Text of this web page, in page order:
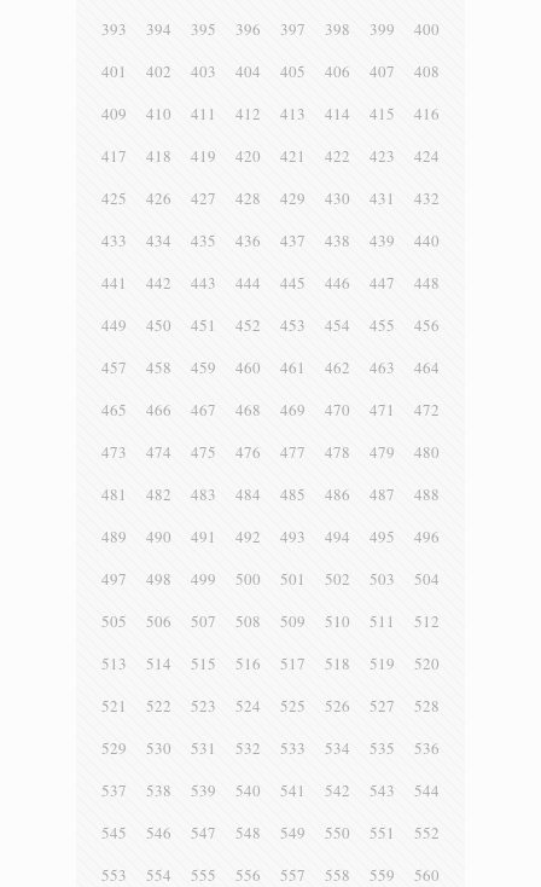
393 394 395 396 397 398 399
400
401
402 403 404 405 406 407
408
409
410 411 412 413 414 415
416
417
418 419 420 421 422 423
424
425
426 427 428 429 430 431
432
433
434 435 436 437 438 439
440
441
442 443 444 445 446 447
448
449
450 451 452 453 454 455
456
457
458 459 460 461 462 463
464
465
466 467 468 469 470 471
472
473
474 475 476 477 478 479
480
481
482 483 484 485 486 487
488
489
490 491 492 493 494 495
496
497
498 499 500 501 502 503
504
505
506 507 508 509 510 511
512
513
514 515 516 517 518 519
520
521
522 523 524 525 526 527
528
529
530 531 532 533 534 535
536
537
538 539 540 541 542 543
544
545
546 547 548 549 550 551
552
553
554 555 556 557 558 559
560